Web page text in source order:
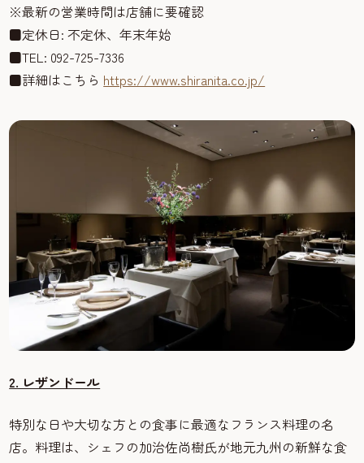
※最新の営業時間は店舗に要確認
■定休日: 不定休、年末年始
■TEL: 092-725-7336
■詳細はこちら https://www.shiranita.co.jp/
2. レザンドール
特別な日や大切な方との食事に最適なフランス料理の名
店。料理は、シェフの加治佐尚樹氏が地元九州の新鮮な食